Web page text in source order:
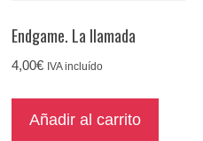
Endgame. La llamada
4,00€ IVA incluído
Añadir al carrito